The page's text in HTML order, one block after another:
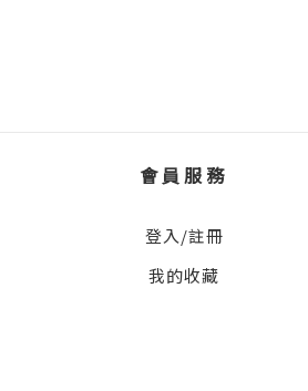
一夕之間變得冷淡、易怒、
輒頂嘴、說謊掩飾，甚至拒
「到底該怎麼做，才能重新
：「戀愛，練不愛」的青春
你》：與青少年「談感情」
真的愛你！
：面對失落、 失去與離別
會員服務
登入/註冊
我的收藏